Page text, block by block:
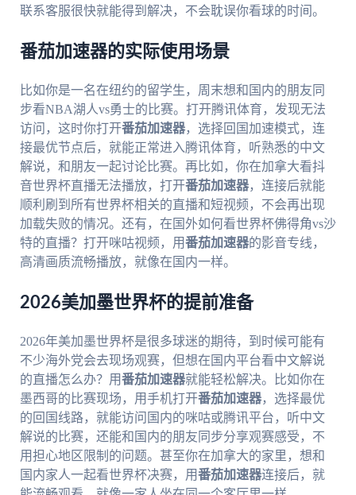
联系客服很快就能得到解决，不会耽误你看球的时间。
番茄加速器的实际使用场景
比如你是一名在纽约的留学生，周末想和国内的朋友同
步看NBA湖人vs勇士的比赛。打开腾讯体育，发现无法
访问，这时你打开番茄加速器，选择回国加速模式，连
接最优节点后，就能正常进入腾讯体育，听熟悉的中文
解说，和朋友一起讨论比赛。再比如，你在加拿大看抖
音世界杯直播无法播放，打开番茄加速器，连接后就能
顺利刷到所有世界杯相关的直播和短视频，不会再出现
加载失败的情况。还有，在国外如何看世界杯佛得角vs沙
特的直播？打开咪咕视频，用番茄加速器的影音专线，
高清画质流畅播放，就像在国内一样。
2026美加墨世界杯的提前准备
2026年美加墨世界杯是很多球迷的期待，到时候可能有
不少海外党会去现场观赛，但想在国内平台看中文解说
的直播怎么办？用番茄加速器就能轻松解决。比如你在
墨西哥的比赛现场，用手机打开番茄加速器，选择最优
的回国线路，就能访问国内的咪咕或腾讯平台，听中文
解说的比赛，还能和国内的朋友同步分享观赛感受，不
用担心地区限制的问题。甚至你在加拿大的家里，想和
国内家人一起看世界杯决赛，用番茄加速器连接后，就